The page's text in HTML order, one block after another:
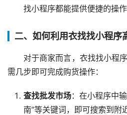
找小程序都能提供便捷的操
二、如何利用衣找找小程序
对于商家而言，衣找找小程
需几步即可完成购货操作：
查找批发市场：在小程序中输
南”等关键词，即可搜索到附